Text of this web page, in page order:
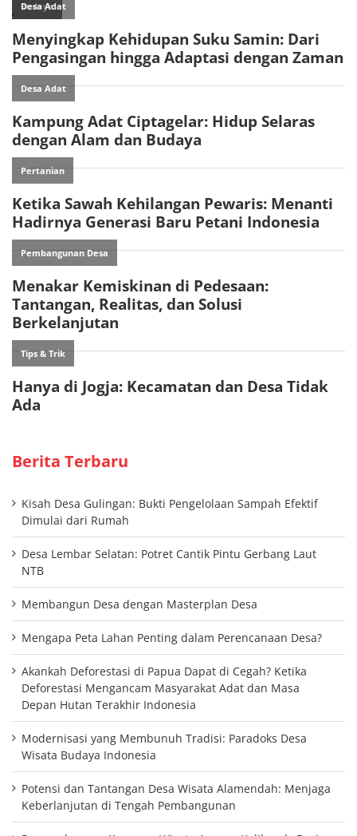
Berita Terbaru
Kisah Desa Gulingan: Bukti Pengelolaan Sampah Efektif
Dimulai dari Rumah
Desa Lembar Selatan: Potret Cantik Pintu Gerbang Laut
NTB
Membangun Desa dengan Masterplan Desa
Mengapa Peta Lahan Penting dalam Perencanaan Desa?
Akankah Deforestasi di Papua Dapat di Cegah? Ketika
Deforestasi Mengancam Masyarakat Adat dan Masa
Depan Hutan Terakhir Indonesia
Modernisasi yang Membunuh Tradisi: Paradoks Desa
Wisata Budaya Indonesia
Potensi dan Tantangan Desa Wisata Alamendah: Menjaga
Keberlanjutan di Tengah Pembangunan